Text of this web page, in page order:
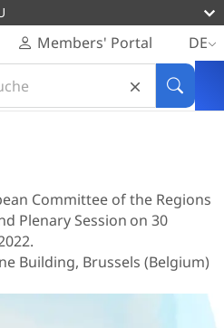
Members' Portal
DE
Suche
Committee of the Regions
Plenary Session on 30
Building, Brussels (Belgium)